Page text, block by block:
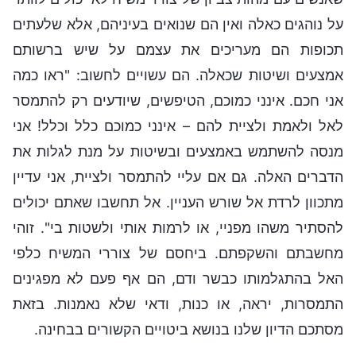
על נוהגים כאלה ואין הם שנואים בעיניהם, אלא שלעתים
תכופות הם מעריכים את עצמם על שיש ברשותם
אמצעים ושיטות שכאלה. הם עשויים לחשוב: "ראו כמה
אני חכם. אינני כמוכם, הטיפשים, שיודעים רק להתמסר
לאל ולאמת ולציית להם – אינני כמוכם כלל וכלל! אני
מנסה להשתמש באמצעים ובשיטות על מנת לגלות את
הדברים האלה. גם אם עליי להתמסר ולציית, אני עדיין
מתכוון לרדת אל שורש העניין. אל תחשבו שאתם יכולים
להסתיר משהו מפניי, או לרמות אותי ולשטות בי". זוהי
מחשבתם והשקפתם. ביחסם של צוררי המשיח כלפי
האל בהתגלמותו כבשר ודם, הם אף פעם לא מפגינים
התמסרות, יראה, או כנות, ודאי שלא נאמנות. בזאת
מסתכם הדיון שלנו בנושא ביטויים הקשורים בבחינה.